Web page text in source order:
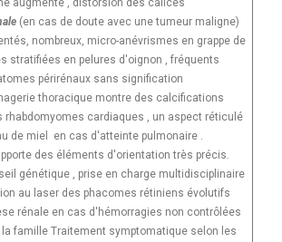
(en cas de doute avec une tumeur maligne)
nombreux, micro-anévrismes en grappe de
stratifiées en pelures d'oignon , fréquents
périrénaux sans signification
thoracique montre des calcifications
rhabdomyomes cardiaques , un aspect réticulé
de miel en cas d'atteinte pulmonaire .
des éléments d'orientation très précis.
génétique , prise en charge multidisciplinaire
au laser des phacomes rétiniens évolutifs
rénale en cas d'hémorragies non contrôlées
la famille Traitement symptomatique selon les